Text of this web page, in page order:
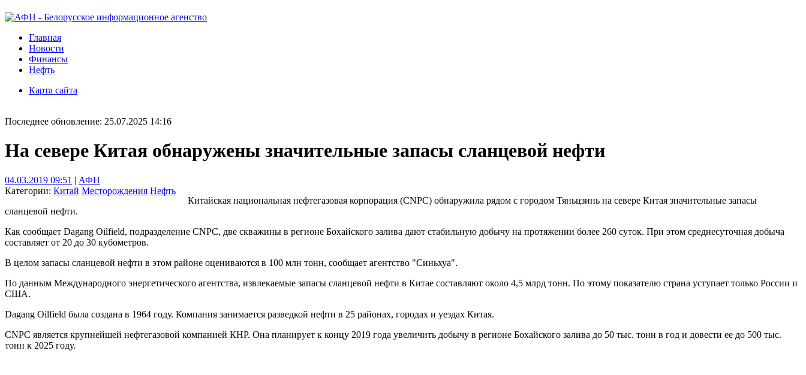
Главная
Новости
Финансы
Нефть
Карта сайта
Последнее обновление: 25.07.2025 14:16
На севере Китая обнаружены значительные запасы сланцевой нефти
04.03.2019 09:51 | АФН
Категории: Китай Месторождения Нефть
Китайская национальная нефтегазовая корпорация (CNPC) обнаружила рядом с городом Тяньцзинь на севере Китая значительные запасы
сланцевой нефти.
Как сообщает Dagang Oilfield, подразделение CNPC, две скважины в регионе Бохайского залива дают стабильную добычу на протяжении более 260 суток. При этом среднесуточная добыча
составляет от 20 до 30 кубометров.
В целом запасы сланцевой нефти в этом районе оцениваются в 100 млн тонн, сообщает агентство "Синьхуа".
По данным Международного энергетического агентства, извлекаемые запасы сланцевой нефти в Китае составляют около 4,5 млрд тонн. По этому показателю страна уступает только России и
США.
Dagang Oilfield была создана в 1964 году. Компания занимается разведкой нефти в 25 районах, городах и уездах Китая.
CNPC является крупнейшей нефтегазовой компанией КНР. Она планирует к концу 2019 года увеличить добычу в регионе Бохайского залива до 50 тыс. тонн в год и довести ее до 500 тыс.
тонн к 2025 году.